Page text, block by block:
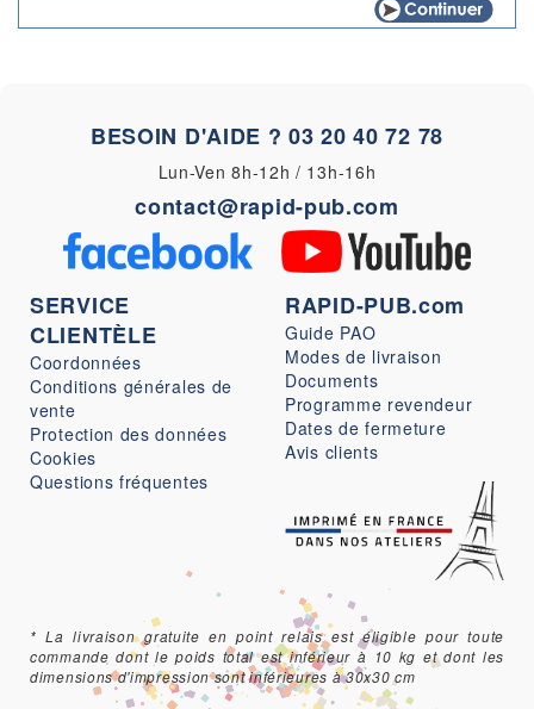
BESOIN D'AIDE ?03 20 40 72 78
Lun-Ven 8h-12h / 13h-16h
contact@rapid-pub.com
SERVICE
CLIENTÈLE
Coordonnées
Conditions générales de
vente
Protection des données
Cookies
Questions fréquentes
RAPID-PUB.com
Guide PAO
Modes de livraison
Documents
Programme revendeur
Dates de fermeture
Avis clients
* La livraison gratuite en point relais est éligible pour toute
commande dont le poids total est inférieur à 10 kg et dont les
dimensions d'impression sont inférieures à 30x30 cm